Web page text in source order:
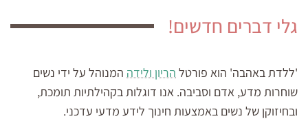
גלי דברים חדשים!
'ללדת באהבה' הוא פורטל הריון ולידה המנוהל על ידי נשים
שוחרות מדע, אדם וסביבה. אנו דוגלות בקהילתיות תומכת,
ובחיזוקן של נשים באמצעות חינוך לידע מדעי עדכני.